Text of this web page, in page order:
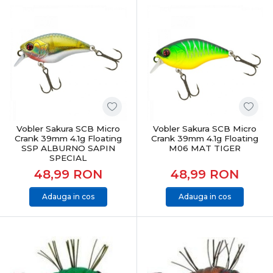
Oscilante– atracție clasică și versatilitate
Rotative– semnal vizual și vibrații constante
Mormăști & dandinete
– pescuit vertical și de iarnă
Muște artificiale
– pescuit fly și ultralight
Năluci pentru somn
– dimensiuni mari și vibrații
Pilkere– pescuit vertical și marin
Spinnerbaits – eficiență în vegetație
Spinnertails – vibrații combinate, atacuri agresive
Adaptare la orice tehnică de pescuit
Nălucile sunt concepute pentru:
baitcasting
pescuit vertical
Vobler Sakura SCB Micro
Crank 39mm 4.1g Floating
SSP ALBURNO SAPIN
SPECIAL
48,99 RON
Adauga in cos
Vobler Sakura SCB Micro
Crank 39mm 4.1g Floating
M06 MAT TIGER
48,99 RON
Adauga in cos